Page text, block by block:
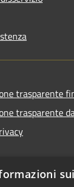
trasparente
trasparente
accessibilità